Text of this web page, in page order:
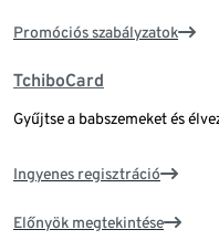
Promóciós szabályzatok
TchiboCard
Gyűjtse a babszemeket és
Ingyenes regisztráció
Előnyök megtekintése